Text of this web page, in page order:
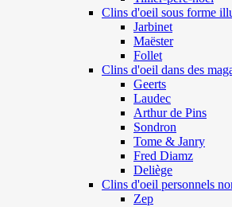
Clins d'oeil sous forme
Jarbinet
Maëster
Follet
Clins d'oeil dans des
Geerts
Laudec
Arthur de Pins
Sondron
Tome & Janry
Fred Diamz
Deliège
Clins d'oeil personnels
Zep